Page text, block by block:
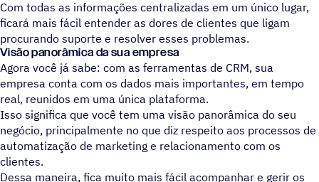
Com todas as informações centralizadas em um único lugar,
ficará mais fácil entender as dores de clientes que ligam
procurando suporte e resolver esses problemas.
Visão panorâmica da sua empresa
Agora você já sabe: com as ferramentas de CRM, sua
empresa conta com os dados mais importantes, em tempo
real, reunidos em uma única plataforma.
Isso significa que você tem uma visão panorâmica do seu
negócio, principalmente no que diz respeito aos processos de
automatização de marketing e relacionamento com os
clientes.
Dessa maneira, fica muito mais fácil acompanhar e gerir os